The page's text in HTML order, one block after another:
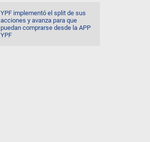
YPF implementó el split de sus
acciones y avanza para que
puedan comprarse desde la APP
YPF